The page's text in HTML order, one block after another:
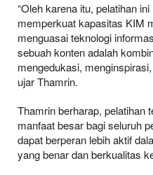
“Oleh karena itu, pelatihan
memperkuat kapasitas KIM
menguasai teknologi
sebuah konten adalah
mengedukasi,
ujar Thamrin.
Thamrin berharap, pelatihan
manfaat besar bagi seluruh
dapat berperan lebih aktif
yang benar dan berkualitas